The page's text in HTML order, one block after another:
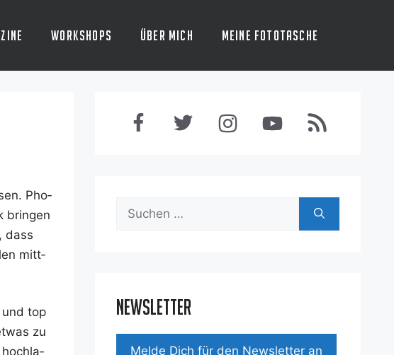
Workshops Über mich Meine Fototasche
Pho­
brin­gen
dass
mitt­
top
zu
hoch­la­
Suchen
Newsletter
Mel­de Dich für den News­let­ter an